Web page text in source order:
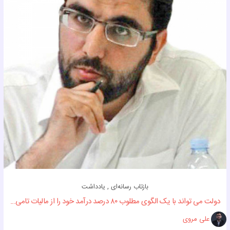
بازتاب رسانه‌ای , یادداشت
دولت می تواند با یک الگوی مطلوب ۸۰ درصد درآمد خود را از مالیات تامی...
علی مروی